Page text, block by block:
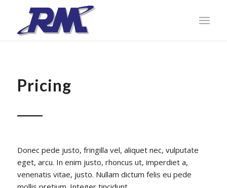
Pricing
Donec pede justo, fringilla vel, aliquet nec, vulputate
eget, arcu. In enim justo, rhoncus ut, imperdiet a,
venenatis vitae, justo. Nullam dictum felis eu pede